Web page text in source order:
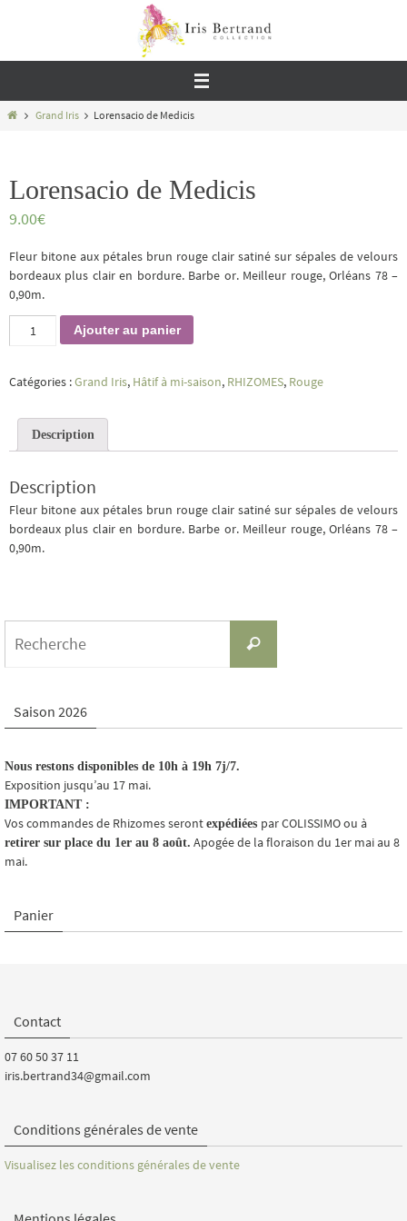
contenu
HomeGrand Iris Lorensacio de Medicis
Lorensacio de Medicis
9.00€
Fleur bitone aux pétales brun rouge clair satiné sur sépales de velours
bordeaux plus clair en bordure. Barbe or. Meilleur rouge, Orléans 78 –
0,90m.
quantité
de
de
Ajouter au panier
Catégories :Grand Iris, Hâtif à mi-saison, RHIZOMES, Rouge
Description
Description
Fleur bitone aux pétales brun rouge clair satiné sur sépales de velours
bordeaux plus clair en bordure. Barbe or. Meilleur rouge, Orléans 78 –
0,90m.
Recherche
Saison 2026
Nous restons disponibles de 10h à 19h 7j/7.
Exposition jusqu’au 17 mai.
IMPORTANT :
Vos commandes de Rhizomes seront expédiées par COLISSIMO ou à
retirer sur place du 1er au 8 août. Apogée de la floraison du 1er mai au 8
mai.
Panier
Contact
07 60 50 37 11
iris.bertrand34@gmail.com
Conditions générales de vente
Visualisez les conditions générales de vente